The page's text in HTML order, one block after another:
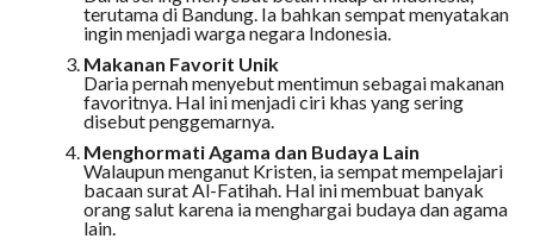
terutama di Bandung. Ia bahkan sempat menyatakan
ingin menjadi warga negara Indonesia.
Makanan Favorit Unik
Daria pernah menyebut mentimun sebagai makanan
favoritnya. Hal ini menjadi ciri khas yang sering
disebut penggemarnya.
Menghormati Agama dan Budaya Lain
Walaupun menganut Kristen, ia sempat mempelajari
bacaan surat Al-Fatihah. Hal ini membuat banyak
orang salut karena ia menghargai budaya dan agama
lain.